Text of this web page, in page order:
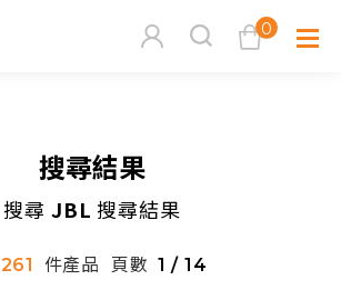
0
搜尋結果
搜尋 JBL 搜尋結果
261 件產品 頁數 1 / 14